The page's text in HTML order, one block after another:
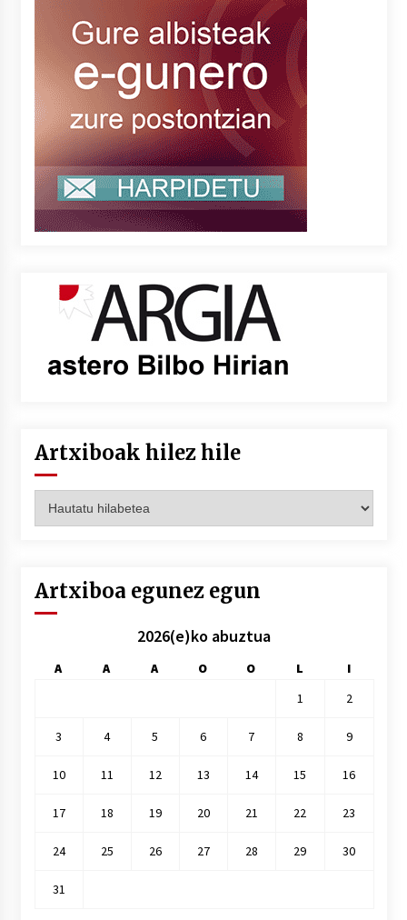
Artxiboak hilez hile
hilez
Artxiboa egunez egun
2026(e)ko abuztua
A A A O O L
I
1
2
3 4 5 6 7 8 9
10 11 12 13 14 15 16
17 18 19 20 21 22 23
24 25 26 27 28 29 30
31